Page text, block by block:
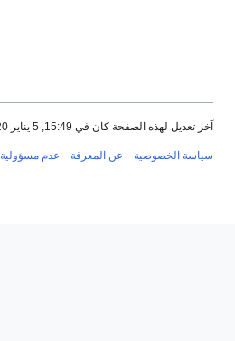
آخر تعديل لهذه الصفحة كان في 15:49, 5 يناير 2020.
سياسة الخصوصية عن المعرفة عدم مسؤولية